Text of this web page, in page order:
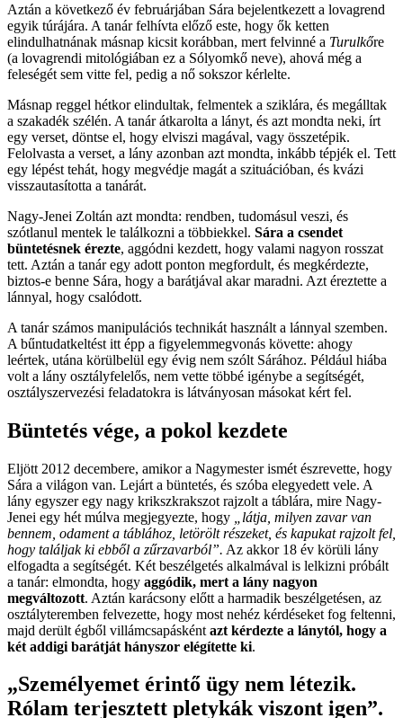
Aztán a következő év februárjában Sára bejelentkezett a lovagrend
egyik túrájára. A tanár felhívta előző este, hogy ők ketten
elindulhatnának másnap kicsit korábban, mert felvinné a Turulkőre
(a lovagrendi mitológiában ez a Sólyomkő neve), ahová még a
feleségét sem vitte fel, pedig a nő sokszor kérlelte.
Másnap reggel hétkor elindultak, felmentek a sziklára, és megálltak
a szakadék szélén. A tanár átkarolta a lányt, és azt mondta neki, írt
egy verset, döntse el, hogy elviszi magával, vagy összetépik.
Felolvasta a verset, a lány azonban azt mondta, inkább tépjék el. Tett
egy lépést tehát, hogy megvédje magát a szituációban, és kvázi
visszautasította a tanárát.
Nagy-Jenei Zoltán azt mondta: rendben, tudomásul veszi, és
szótlanul mentek le találkozni a többiekkel. Sára a csendet
büntetésnek érezte, aggódni kezdett, hogy valami nagyon rosszat
tett. Aztán a tanár egy adott ponton megfordult, és megkérdezte,
biztos-e benne Sára, hogy a barátjával akar maradni. Azt éreztette a
lánnyal, hogy csalódott.
A tanár számos manipulációs technikát használt a lánnyal szemben.
A bűntudatkeltést itt épp a figyelemmegvonás követte: ahogy
leértek, utána körülbelül egy évig nem szólt Sárához. Például hiába
volt a lány osztályfelelős, nem vette többé igénybe a segítségét,
osztályszervezési feladatokra is látványosan másokat kért fel.
Büntetés vége, a pokol kezdete
Eljött 2012 decembere, amikor a Nagymester ismét észrevette, hogy
Sára a világon van. Lejárt a büntetés, és szóba elegyedett vele. A
lány egyszer egy nagy krikszkrakszot rajzolt a táblára, mire Nagy-
Jenei egy hét múlva megjegyezte, hogy
„látja, milyen zavar van
bennem, odament a táblához, letörölt részeket, és kapukat rajzolt fel,
hogy találjak ki ebből a zűrzavarból”. Az akkor 18 év körüli lány
elfogadta a segítségét. Két beszélgetés alkalmával is lelkizni próbált
a tanár: elmondta, hogy aggódik, mert a lány nagyon
megváltozott. Aztán karácsony előtt a harmadik beszélgetésen, az
osztályteremben felvezette, hogy most nehéz kérdéseket fog feltenni,
majd derült égből villámcsapásként azt kérdezte a lánytól, hogy a
két addigi barátját hányszor elégítette ki.
„Személyemet érintő ügy nem létezik.
Rólam terjesztett pletykák viszont igen”.